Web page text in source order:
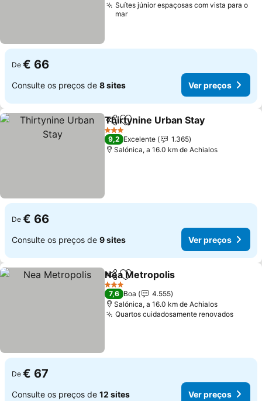
Suítes júnior espaçosas com vista para o
mar
De € 66
Consulte os preços de 8 sites Ver preços
PartilharAdicionar aos favoritos
Thirtynine Urban Stay
3 Estrelas
9,2 Excelente
1.365
Salónica, a 16.0 km de Achialos
De € 66
Consulte os preços de 9 sites Ver preços
PartilharAdicionar aos favoritos
Nea Metropolis
3 Estrelas
7,6 Boa
4.555
Salónica, a 16.0 km de Achialos
Quartos cuidadosamente renovados
De € 67
Consulte os preços de 12 sites Ver preços